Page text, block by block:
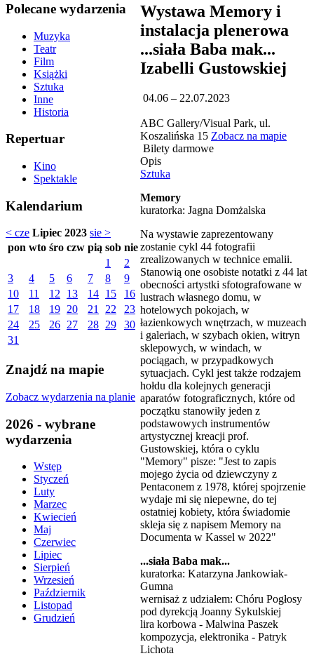
Polecane wydarzenia
Muzyka
Teatr
Film
Książki
Sztuka
Inne
Historia
Repertuar
Kino
Spektakle
Kalendarium
< cze Lipiec 2023 sie >
pon wto śro czw pią sob nie
1
2
3
4 5 6 7 8
9
10
11 12 13 14 15
16
17
18 19 20 21 22
23
24
25 26 27 28 29
30
31
Znajdź na mapie
Zobacz wydarzenia na planie
2026 - wybrane
wydarzenia
Wstęp
Styczeń
Luty
Marzec
Kwiecień
Maj
Czerwiec
Lipiec
Sierpień
Wrzesień
Październik
Listopad
Grudzień
Wystawa Memory i
instalacja plenerowa
...siała Baba mak...
Izabelli Gustowskiej
04.06 – 22.07.2023
ABC Gallery/Visual Park, ul.
Koszalińska 15 Zobacz na mapie
Bilety darmowe
Opis
Sztuka
Memory
kuratorka: Jagna Domżalska
Na wystawie zaprezentowany
zostanie cykl 44 fotografii
zrealizowanych w technice emalii.
Stanowią one osobiste notatki z 44 lat
obecności artystki sfotografowane w
lustrach własnego domu, w
hotelowych pokojach, w
łazienkowych wnętrzach, w muzeach
i galeriach, w szybach okien, witryn
sklepowych, w windach, w
pociągach, w przypadkowych
sytuacjach. Cykl jest także rodzajem
hołdu dla kolejnych generacji
aparatów fotograficznych, które od
początku stanowiły jeden z
podstawowych instrumentów
artystycznej kreacji prof.
Gustowskiej, która o cyklu
"Memory" pisze: "Jest to zapis
mojego życia od dziewczyny z
Pentaconem z 1978, której spojrzenie
wydaje mi się niepewne, do tej
ostatniej kobiety, która świadomie
skleja się z napisem Memory na
Documenta w Kassel w 2022"
...siała Baba mak...
kuratorka: Katarzyna Jankowiak-
Gumna
wernisaż z udziałem: Chóru Pogłosy
pod dyrekcją Joanny Sykulskiej
lira korbowa - Malwina Paszek
kompozycja, elektronika - Patryk
Lichota